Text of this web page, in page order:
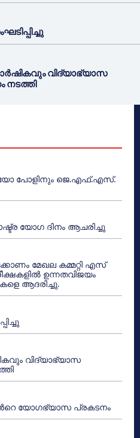
വിദ്യാഭ്യാസ
നടത്തി
പോളിനും ജെ.എഫ്.എസ്.
യോഗ ദിനം ആചരിച്ചു
മേഖല കമ്മറ്റി എസ്
ഉന്നതവിജയം
ആദരിച്ചു.
വിദ്യാഭ്യാസ
യോഗഭ്യാസ പ്രകടനം